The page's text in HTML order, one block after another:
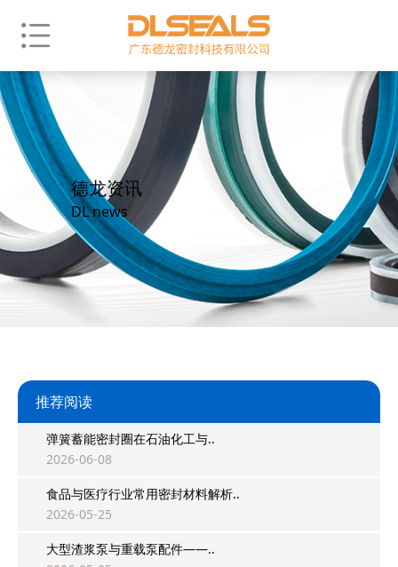
德龙资讯
DL news
推荐阅读
弹簧蓄能密封圈在石油化工与..
2026-06-08
食品与医疗行业常用密封材料解析..
2026-05-25
大型渣浆泵与重载泵配件——..